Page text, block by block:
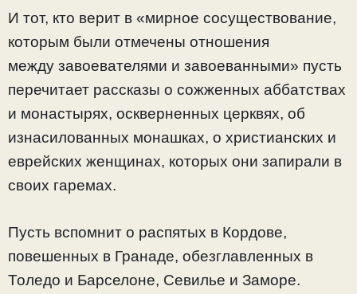
И тот, кто верит в «мирное сосуществование,
которым были отмечены отношения
между завоевателями и завоеванными» пусть
перечитает рассказы о сожженных аббатствах
и монастырях, оскверненных церквях, об
изнасилованных монашках, о христианских и
еврейских женщинах, которых они запирали в
своих гаремах.
Пусть вспомнит о распятых в Кордове,
повешенных в Гранаде, обезглавленных в
Толедо и Барселоне, Севилье и Заморе.